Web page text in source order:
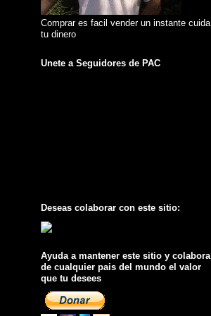
Comprar es facil vender un instante cuida
tu dinero
Unete a Seguidores de PAC
Deseas colaborar con este sitio:
Ayuda a mantener este sitio y colabora
de cualquier pais del mundo el valor
que tu desees